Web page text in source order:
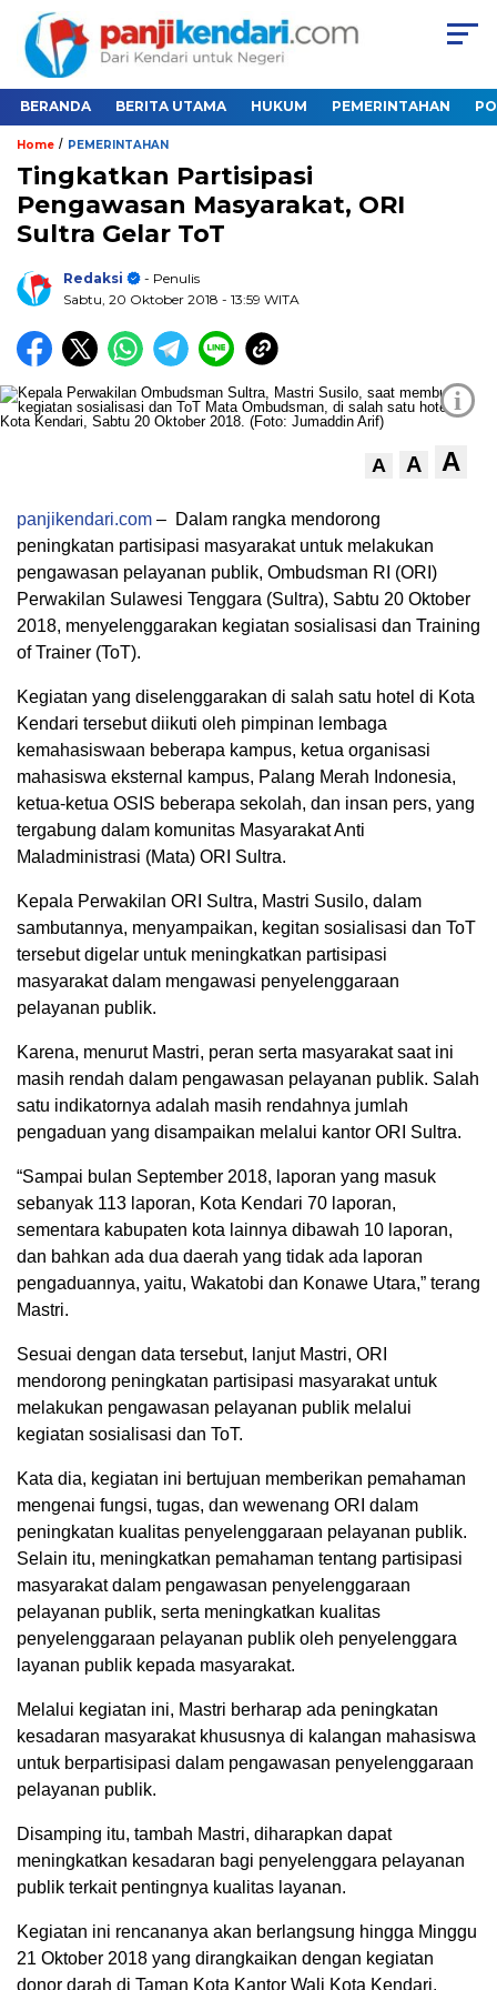
BERANDA BERITA UTAMA HUKUM PEMERINTAHAN
Home / PEMERINTAHAN
Tingkatkan Partisipasi
Pengawasan Masyarakat, ORI
Sultra Gelar ToT
Redaksi
- Penulis
Sabtu, 20 Oktober 2018 - 13:59 WITA
i
A A A
panjikendari.com – Dalam rangka mendorong
peningkatan partisipasi masyarakat untuk melakukan
pengawasan pelayanan publik, Ombudsman RI (ORI)
Perwakilan Sulawesi Tenggara (Sultra), Sabtu 20 Oktober
2018, menyelenggarakan kegiatan sosialisasi dan Training
of Trainer (ToT).
Kegiatan yang diselenggarakan di salah satu hotel di Kota
Kendari tersebut diikuti oleh pimpinan lembaga
kemahasiswaan beberapa kampus, ketua organisasi
mahasiswa eksternal kampus, Palang Merah Indonesia,
ketua-ketua OSIS beberapa sekolah, dan insan pers, yang
tergabung dalam komunitas Masyarakat Anti
Maladministrasi (Mata) ORI Sultra.
Kepala Perwakilan ORI Sultra, Mastri Susilo, dalam
sambutannya, menyampaikan, kegitan sosialisasi dan ToT
tersebut digelar untuk meningkatkan partisipasi
masyarakat dalam mengawasi penyelenggaraan
pelayanan publik.
Karena, menurut Mastri, peran serta masyarakat saat ini
masih rendah dalam pengawasan pelayanan publik. Salah
satu indikatornya adalah masih rendahnya jumlah
pengaduan yang disampaikan melalui kantor ORI Sultra.
“Sampai bulan September 2018, laporan yang masuk
sebanyak 113 laporan, Kota Kendari 70 laporan,
sementara kabupaten kota lainnya dibawah 10 laporan,
dan bahkan ada dua daerah yang tidak ada laporan
pengaduannya, yaitu, Wakatobi dan Konawe Utara,” terang
Mastri.
Sesuai dengan data tersebut, lanjut Mastri, ORI
mendorong peningkatan partisipasi masyarakat untuk
melakukan pengawasan pelayanan publik melalui
kegiatan sosialisasi dan ToT.
Kata dia, kegiatan ini bertujuan memberikan pemahaman
mengenai fungsi, tugas, dan wewenang ORI dalam
peningkatan kualitas penyelenggaraan pelayanan publik.
Selain itu, meningkatkan pemahaman tentang partisipasi
masyarakat dalam pengawasan penyelenggaraan
pelayanan publik, serta meningkatkan kualitas
penyelenggaraan pelayanan publik oleh penyelenggara
layanan publik kepada masyarakat.
Melalui kegiatan ini, Mastri berharap ada peningkatan
kesadaran masyarakat khususnya di kalangan mahasiswa
untuk berpartisipasi dalam pengawasan penyelenggaraan
pelayanan publik.
Disamping itu, tambah Mastri, diharapkan dapat
meningkatkan kesadaran bagi penyelenggara pelayanan
publik terkait pentingnya kualitas layanan.
Kegiatan ini rencananya akan berlangsung hingga Minggu
21 Oktober 2018 yang dirangkaikan dengan kegiatan
donor darah di Taman Kota Kantor Wali Kota Kendari.